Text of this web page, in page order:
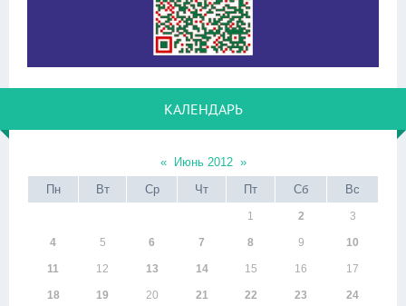
КАЛЕНДАРЬ
« Июнь 2012 »
Пн
Вт Ср Чт Пт Сб Вс
1 2 3
4 5 6 7 8 9 10
11 12 13 14 15 16 17
18 19 20 21 22 23 24